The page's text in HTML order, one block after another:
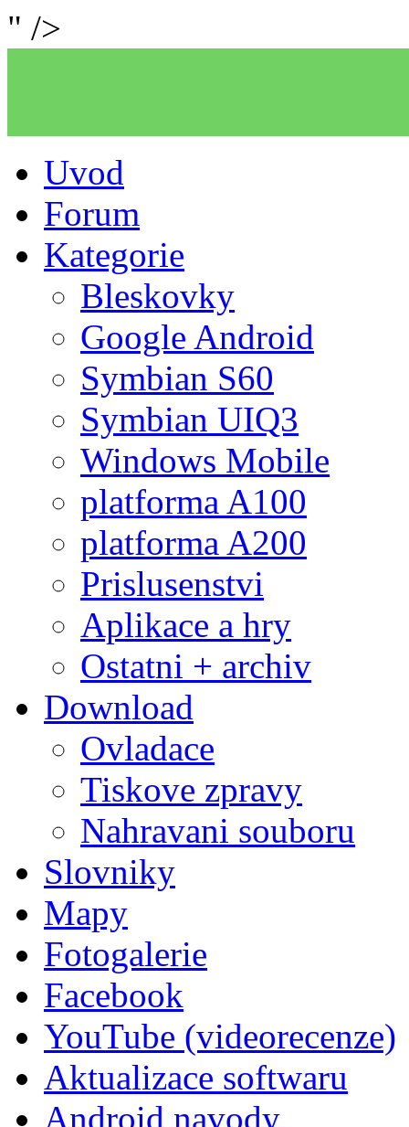
" />
Uvod
Forum
Kategorie
Bleskovky
Google Android
Symbian S60
Symbian UIQ3
Windows Mobile
platforma A100
platforma A200
Prislusenstvi
Aplikace a hry
Ostatni + archiv
Download
Ovladace
Tiskove zpravy
Nahravani souboru
Slovniky
Mapy
Fotogalerie
Facebook
YouTube (videorecenze)
Aktualizace softwaru
Android navody